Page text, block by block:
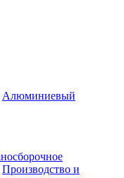
Алюминиевый
Производство и